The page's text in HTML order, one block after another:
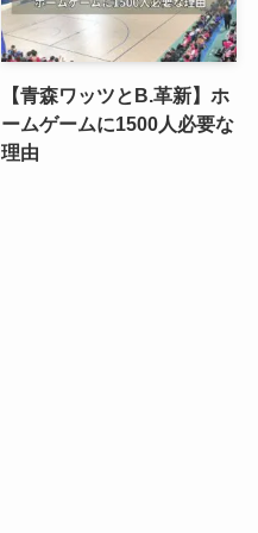
【青森ワッツとB.革新】ホ
ームゲームに1500人必要な
理由